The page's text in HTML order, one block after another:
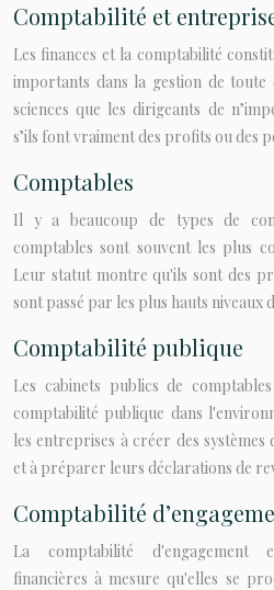
Comptabilité et
Les finances et la comptabilité
importants dans la gestion de toute
sciences que les dirigeants de
s’ils font vraiment des profits ou des
Comptables
Il y a beaucoup de types de
comptables sont souvent les plus
Leur statut montre qu'ils sont des
sont passé par les plus hauts niveaux
Comptabilité publique
Les cabinets publics de
comptabilité publique dans
les entreprises à créer des
et à préparer leurs déclarations de
Comptabilité
La comptabilité d'engagement
financières à mesure qu'elles se